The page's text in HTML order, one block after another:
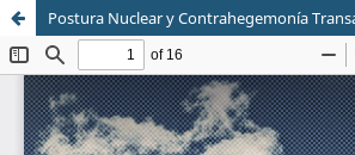
Sistema de
Bibliotecas
Facultad de
Ciencias Sociales